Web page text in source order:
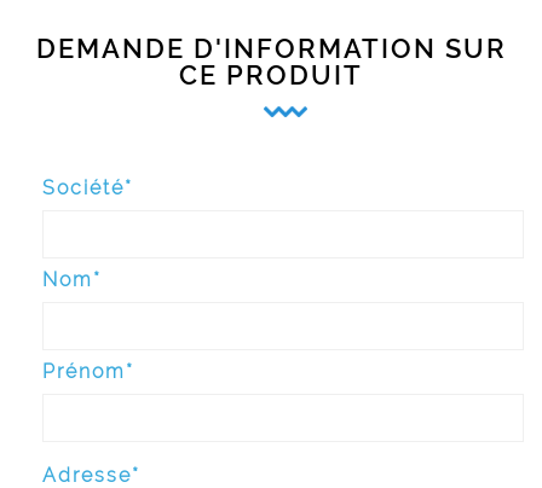
DEMANDE D'INFORMATION SUR
CE PRODUIT
Société*
Nom*
Prénom*
Adresse*